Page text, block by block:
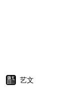
艺文